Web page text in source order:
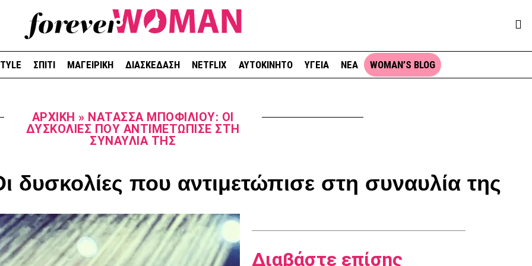
ΣΠΙΤΙ ΜΑΓΕΙΡΙΚΗ ΔΙΑΣΚΕΔΑΣΗ NETFLIX ΑΥΤΟΚΙΝΗΤΟ ΥΓΕΙΑ ΝΕΑ WOMAN’S BLOG
ΑΡΧΙΚΉ » ΝΑΤΆΣΣΑ ΜΠΟΦΊΛΙΟΥ: OΙ
ΔΥΣΚΟΛΊΕΣ ΠΟΥ ΑΝΤΙΜΕΤΏΠΙΣΕ ΣΤΗ
ΣΥΝΑΥΛΊΑ ΤΗΣ
δυσκολίες που αντιμετώπισε στη συναυλία της
Διαβάστε επίσης